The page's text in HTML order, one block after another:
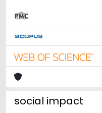
social impact